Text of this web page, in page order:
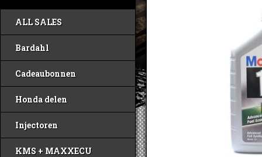
ALL SALES
Bardahl
Cadeaubonnen
Honda delen
Injectoren
KMS + MAXXECU